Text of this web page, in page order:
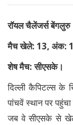
रॉयल चैलेंजर्स बेंगलुरु
मैच खेले: 13, अंक:
शेष मैच: सीएसके।
दिल्ली कैपिटल्स के
पांचवें स्थान पर
जब वे सीएसके से